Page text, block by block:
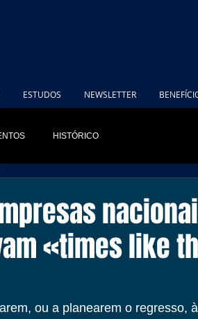
ESTUDOS NEWSLETTER
HISTÓRICO
«times like
ou a planearem o regresso,